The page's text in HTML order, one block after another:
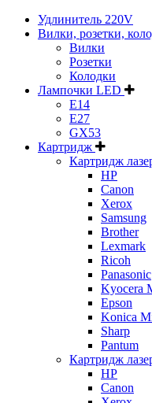
Удлинитель 220V
Вилки, розетки,
Вилки
Розетки
Колодки
Лампочки LED
E14
E27
GX53
Картридж
Картридж
HP
Canon
Xerox
Samsung
Brother
Lexmark
Ricoh
Panasonic
Kyocera
Epson
Konica
Sharp
Pantum
Картридж
HP
Canon